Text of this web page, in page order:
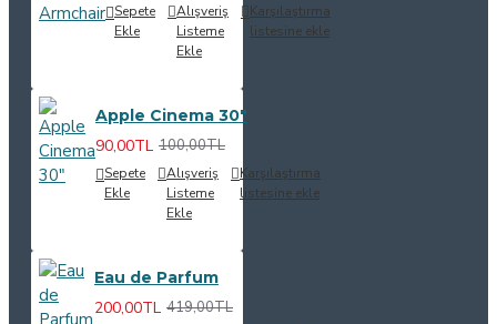
Sepete
Ekle
Alışveriş
Listeme
Ekle
Karşılaştırma
listesine ekle
Apple Cinema 30"
90,00TL 100,00TL
Sepete
Ekle
Alışveriş
Listeme
Ekle
Karşılaştırma
listesine ekle
Eau de Parfum
200,00TL 419,00TL